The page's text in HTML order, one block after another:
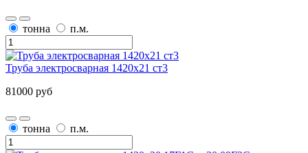
тонна п.м.
Труба электросварная 1420х21 ст3
81000 руб
тонна п.м.